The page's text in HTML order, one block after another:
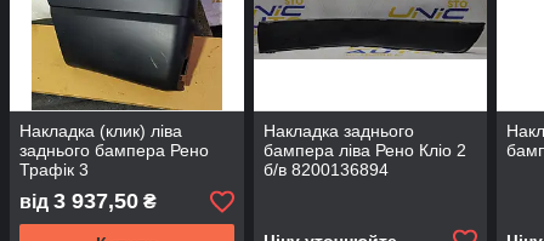
Накладка (клик) ліва
заднього бампера Рено
Трафік 3
від 3 937,50 ₴
Накладка заднього
бампера ліва Рено Кліо 2
б/в 8200136894